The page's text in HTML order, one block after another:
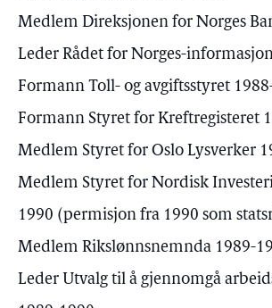
Medlem Direksjonen for Norges
Leder Rådet for Norges-
Formann Toll- og avgiftsstyret
Formann Styret for Kreftregisteret
Medlem Styret for Oslo Lysverker
Medlem Styret for Nordisk
1990 (permisjon fra 1990 som
Medlem Rikslønnsnemnda 1989-
Leder Utvalg til å gjennomgå